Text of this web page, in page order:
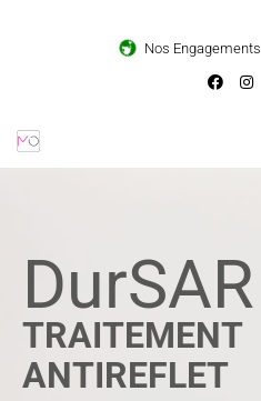
Loading...
Nos Engagements
DurSAR
TRAITEMENT
ANTIREFLET